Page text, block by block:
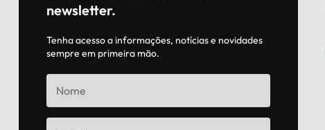
newsletter.
Tenha acesso a informações, notícias e novidades
sempre em primeira mão.